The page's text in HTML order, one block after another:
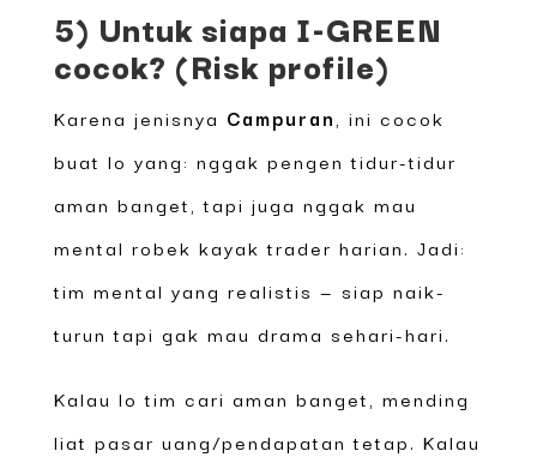
5) Untuk siapa I-GREEN
cocok? (Risk profile)
Karena jenisnya Campuran , ini cocok
buat lo yang: nggak pengen tidur-tidur
aman banget, tapi juga nggak mau
mental robek kayak trader harian. Jadi:
tim mental yang realistis — siap naik-
turun tapi gak mau drama sehari-hari.
Kalau lo tim cari aman banget, mending
liat pasar uang/pendapatan tetap. Kalau